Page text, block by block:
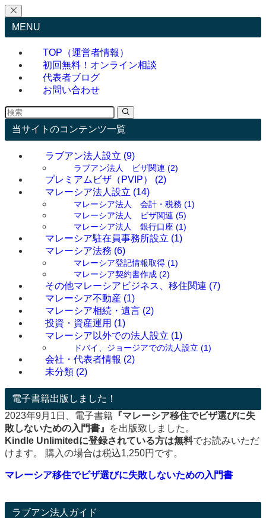
MENU
TOP（運営者情報）
初回無料！オンライン相談
代表者ブログ
お問い合わせ
当サイトのコンテンツ一覧
ラブアン法人設立 (9)
ラブアン法人 ビザ関連 (2)
プレミアムビザ（PVIP） (2)
マレーシア法人設立 (14)
マレーシア法人 会計・税務 (1)
マレーシア法人 ビザ関連 (5)
マレーシア法人 銀行口座 (1)
マレーシア駐在員事務所設立 (1)
マレーシア法務 (6)
マレーシア登記情報取得 (1)
マレーシア契約書作成 (2)
その他マレーシアビジネス、移住関連 (7)
マレーシア不動産 (1)
マレーシア相続・遺言 (2)
投資・資産運用 (1)
マレーシア以外での法人設立 (1)
ドバイ、ジョージアでの法人設立 (1)
会社・代表者情報 (2)
未分類 (2)
電子書籍出版しました！
2023年9月1日、電子書籍 『マレーシア移住でビザ選びに失
敗しないための入門書』
を出版致しました。
Kindle Unlimitedに登録されている方は無料でお読みいただ
けます。 購入の場合は税込1,250円です。
マレーシア移住でビザ選びに失敗しないための入門書
ラブアン法人ガイド